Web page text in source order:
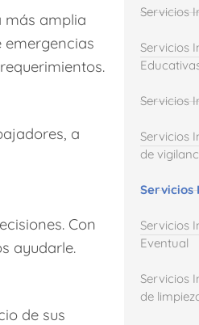
más amplia
emergencias
a
Con
ayudarle.
de sus
Servicios
Servicios
Servicios
Servicios
de
Servicios
Servicios
Eventual
Servicios
de